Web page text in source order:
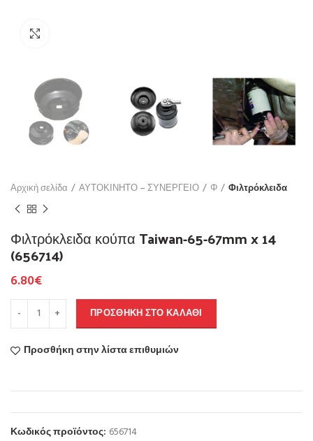
Αρχική σελίδα ΑΥΤΟΚΙΝΗΤΟ – ΣΥΝΕΡΓΕΙΟ Φ Φιλτρόκλειδα
Φιλτρόκλειδα κούπα Taiwan-65-67mm x 14
(656714)
6.80€
ΠΡΟΣΘΉΚΗ ΣΤΟ ΚΑΛΆΘΙ
Προσθήκη στην λίστα επιθυμιών
Κωδικός προϊόντος: 656714